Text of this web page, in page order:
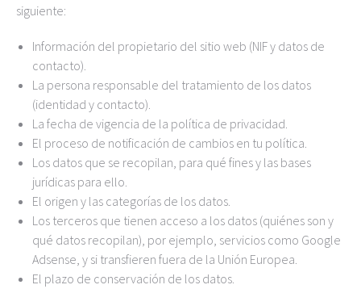
siguiente:
Información del propietario del sitio web (NIF y datos de
contacto).
La persona responsable del tratamiento de los datos
(identidad y contacto).
La fecha de vigencia de la política de privacidad.
El proceso de notificación de cambios en tu política.
Los datos que se recopilan, para qué fines y las bases
jurídicas para ello.
El origen y las categorías de los datos.
Los terceros que tienen acceso a los datos (quiénes son y
qué datos recopilan), por ejemplo, servicios como Google
Adsense, y si transfieren fuera de la Unión Europea.
El plazo de conservación de los datos.